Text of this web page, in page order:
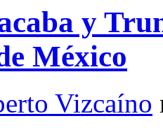
y
México
Vizcaíno